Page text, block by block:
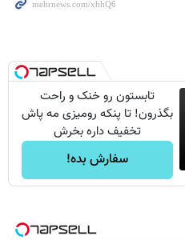
تابستون رو خنک و راحت
بگذرون! تا پنکه رومیزی مه پاش
تخفیف داره بخرش
سفارش بده!